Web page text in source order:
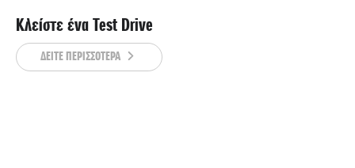
Κλείστε ένα Test Drive
ΔΕΙΤΕ ΠΕΡΙΣΣΟΤΕΡΑ